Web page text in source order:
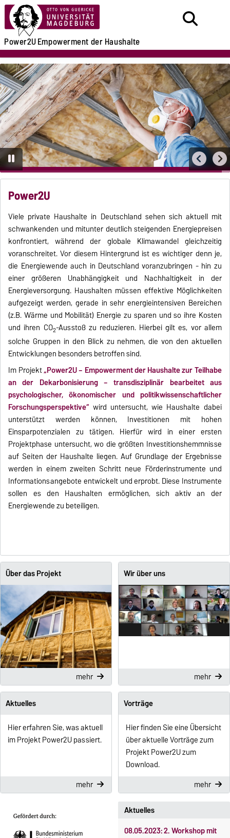
Power2UEmpowerment der Haushalte
Power2U
Viele private Haushalte in Deutschland sehen sich aktuell mit
schwankenden und mitunter deutlich steigenden Energiepreisen
konfrontiert, während der globale Klimawandel gleichzeitig
voranschreitet. Vor diesem Hintergrund ist es wichtiger denn je,
die Energiewende auch in Deutschland voranzubringen - hin zu
einer größeren Unabhängigkeit und Nachhaltigkeit in der
Energieversorgung. Haushalten müssen effektive Möglichkeiten
aufgezeigt werden, gerade in sehr energieintensiven Bereichen
(z.B. Wärme und Mobilität) Energie zu sparen und so ihre Kosten
und ihren CO2-Ausstoß zu reduzieren. Hierbei gilt es, vor allem
solche Gruppen in den Blick zu nehmen, die von den aktuellen
Entwicklungen besonders betroffen sind.
Im Projekt„Power2U – Empowerment der Haushalte zur Teilhabe
an der Dekarbonisierung – transdisziplinär bearbeitet aus
psychologischer, ökonomischer und politikwissenschaftlicher
Forschungsperspektive“ wird untersucht, wie Haushalte dabei
unterstützt werden können, Investitionen mit hohen
Einsparpotenzialen zu tätigen. Hierfür wird in einer ersten
Projektphase untersucht, wo die größten Investitionshemmnisse
auf Seiten der Haushalte liegen. Auf Grundlage der Ergebnisse
werden in einem zweiten Schritt neue Förderinstrumente und
Informationsangebote entwickelt und erprobt. Diese Instrumente
sollen es den Haushalten ermöglichen, sich aktiv an der
Energiewende zu beteiligen.
Über das Projekt
mehr
Wir über uns
mehr
Aktuelles
Hier erfahren Sie, was aktuell
im Projekt Power2U passiert.
mehr
Vorträge
Hier finden Sie eine Übersicht
über aktuelle Vorträge zum
Projekt Power2U zum
Download.
mehr
Aktuelles
08.05.2023: 2. Workshop mit